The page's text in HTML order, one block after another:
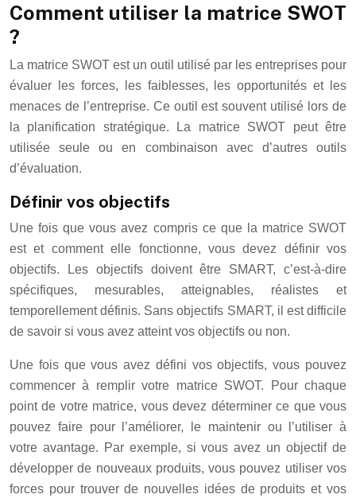
Comment utiliser la matrice SWOT
?
La matrice SWOT est un outil utilisé par les entreprises pour
évaluer les forces, les faiblesses, les opportunités et les
menaces de l’entreprise. Ce outil est souvent utilisé lors de
la planification stratégique. La matrice SWOT peut être
utilisée seule ou en combinaison avec d’autres outils
d’évaluation.
Définir vos objectifs
Une fois que vous avez compris ce que la matrice SWOT
est et comment elle fonctionne, vous devez définir vos
objectifs. Les objectifs doivent être SMART, c’est-à-dire
spécifiques, mesurables, atteignables, réalistes et
temporellement définis. Sans objectifs SMART, il est difficile
de savoir si vous avez atteint vos objectifs ou non.
Une fois que vous avez défini vos objectifs, vous pouvez
commencer à remplir votre matrice SWOT. Pour chaque
point de votre matrice, vous devez déterminer ce que vous
pouvez faire pour l’améliorer, le maintenir ou l’utiliser à
votre avantage. Par exemple, si vous avez un objectif de
développer de nouveaux produits, vous pouvez utiliser vos
forces pour trouver de nouvelles idées de produits et vos